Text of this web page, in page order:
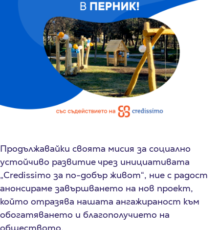
Продължавайки своята мисия за социално
устойчиво развитие чрез инициативата
„Credissimo за по-добър живот“, ние с радост
анонсираме завършването на нов проект,
който отразява нашата ангажираност към
обогатяването и благополучието на